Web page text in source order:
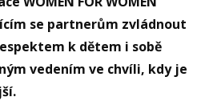
se partnerům zvládnout
k dětem i sobě
vedením ve chvíli, kdy je